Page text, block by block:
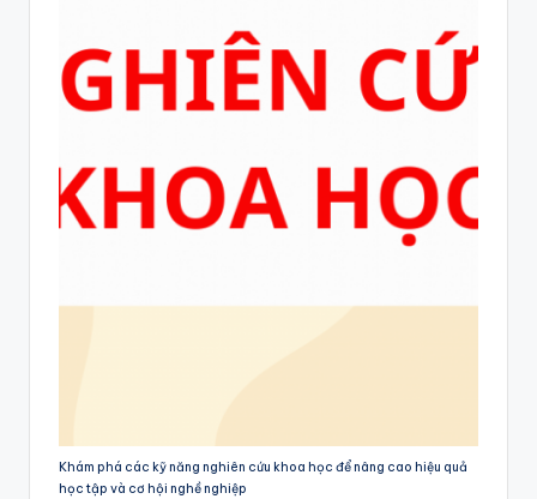
Khám phá các kỹ năng nghiên cứu khoa học để nâng cao hiệu quả
học tập và cơ hội nghề nghiệp